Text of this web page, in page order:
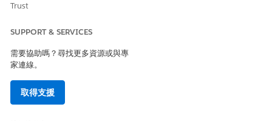
全性的共用、公用或未受管理裝置時。
低度風險時機
此應用程式搭配高度保證 MFA 需求和 IP 限制登入原則,可防止劫持
的工作階段移至不同的網路。
業務與整合考量事項
Trust
SUPPORT & SERVICES
需要協助嗎？尋找更多資源或與專
家連線。
取得支援